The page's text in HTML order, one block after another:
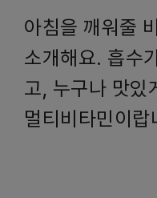
아침을 깨워줄
소개해요. 흡수
고, 누구나 맛있
멀티비타민이랍